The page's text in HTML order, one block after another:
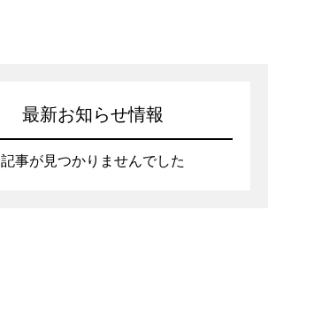
最新お知らせ情報
記事が見つかりませんでした